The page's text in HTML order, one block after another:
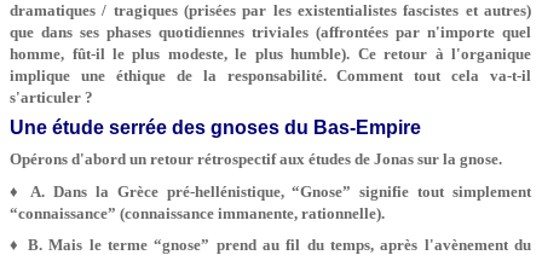
dramatiques / tragiques (prisées par les existentialistes fascistes et autres)
que dans ses phases quotidiennes triviales (affrontées par n'importe quel
homme, fût-il le plus modeste, le plus humble). Ce retour à l'organique
implique une éthique de la responsabilité. Comment tout cela va-t-il
s'articuler ?
Une étude serrée des gnoses du Bas-Empire
Opérons d'abord un retour rétrospectif aux études de Jonas sur la gnose.
♦ A. Dans la Grèce pré-hellénistique, “Gnose” signifie tout simplement
“connaissance” (connaissance immanente, rationnelle).
♦ B. Mais le terme “gnose” prend au fil du temps, après l'avènement du